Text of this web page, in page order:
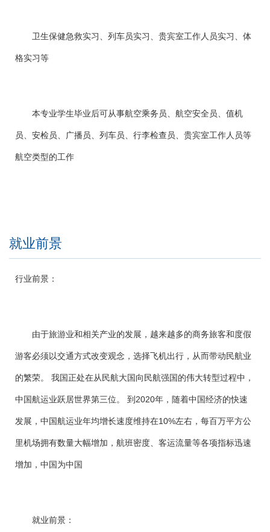
卫生保健急救实习、列车员实习、贵宾室工作人员实习、体
格实习等
本专业学生毕业后可从事航空乘务员、航空安全员、值机
员、安检员、广播员、列车员、行李检查员、贵宾室工作人员等
航空类型的工作
就业前景
行业前景：
由于旅游业和相关产业的发展，越来越多的商务旅客和度假
游客必须以交通方式改变观念，选择飞机出行，从而带动民航业
的繁荣。 我国正处在从民航大国向民航强国的伟大转型过程中，
中国航运业跃居世界第三位。 到2020年，随着中国经济的快速
发展，中国航运业年均增长速度维持在10%左右，每百万平方公
里机场拥有数量大幅增加，航班密度、客运流量等各项指标迅速
增加，中国为中国
就业前景：